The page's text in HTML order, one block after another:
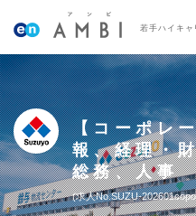
若手ハイキャ
【コーポレ
報、経理・
総務、人事
求人No.SUZU-